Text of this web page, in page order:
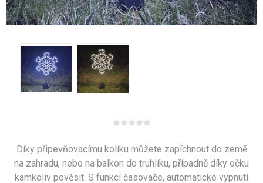
Díky připevňovacímu kolíku můžete zapíchnout do země
na zahradu, nebo na balkon do truhlíku, případně díky očku
kamkoliv pověsit. S funkcí časovače, automatické vypnutí